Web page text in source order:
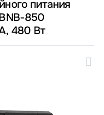
питания
850
480 Вт